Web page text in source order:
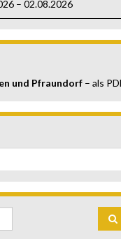
– 02.08.2026
und Pfraundorf – als